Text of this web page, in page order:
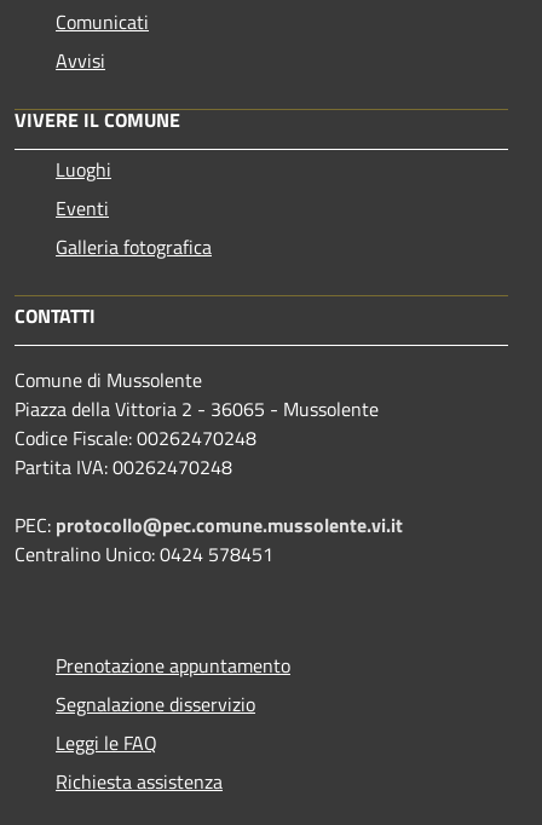
Comunicati
Avvisi
VIVERE IL COMUNE
Luoghi
Eventi
Galleria fotografica
CONTATTI
Comune di Mussolente
Piazza della Vittoria 2 - 36065 - Mussolente
Codice Fiscale: 00262470248
Partita IVA: 00262470248
PEC: protocollo@pec.comune.mussolente.vi.it
Centralino Unico: 0424 578451
Prenotazione appuntamento
Segnalazione disservizio
Leggi le FAQ
Richiesta assistenza